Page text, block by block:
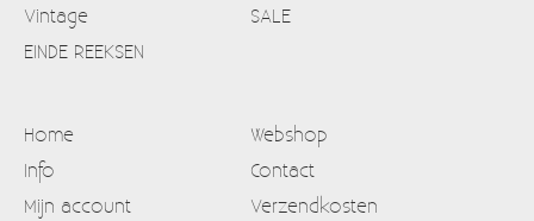
Vintage
SALE
EINDE REEKSEN
Home
Webshop
Info
Contact
Mijn account
Verzendkosten